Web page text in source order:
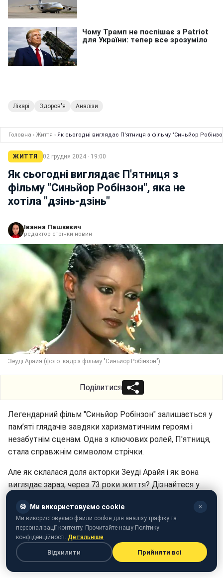
Лікарі Здоров'я Аналізи
Головна › Життя › Як сьогодні виглядає П'ятниця з фільму "Синьйор
ЖИТТЯ 02 грудня 2024 · 19:00
Як сьогодні виглядає П'ятниця з
фільму "Синьйор Робінзон", яка не
хотіла "дзінь-дзінь"
Іванна Пашкевич
редактор стрічки новин
Зеуді Арайя (фото: кадр з фільму "Синьйор Робінзон")
Поділитися
Легендарний фільм "Синьйор Робінзон" залишається у
пам’яті глядачів завдяки харизматичним героям і
незабутнім сценам. Одна з ключових ролей, П'ятниця,
стала справжнім символом стрічки.
Але як склалася доля акторки Зеуді Арайя і як вона
виглядає зараз, через 73 роки життя? Дізнайтеся у
🍪 Ми використовуємо cookie ✕
Ми використовуємо файли cookie для аналізу трафіку та
персоналізації контенту. Прочитайте нашу Політику
конфіденційності. Детальніше
Відхилити Прийняти всі